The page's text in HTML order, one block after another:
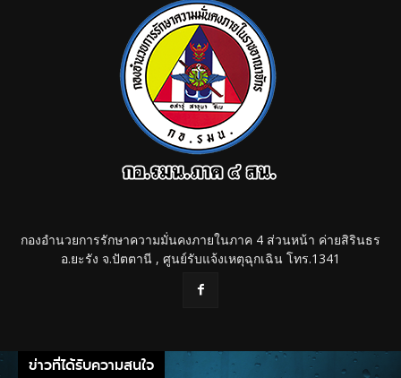
กองอำนวยการรักษาความมั่นคงภายในภาค 4 ส่วนหน้า ค่ายสิรินธร
อ.ยะรัง จ.ปัตตานี , ศูนย์รับแจ้งเหตุฉุกเฉิน โทร.1341
ข่าวที่ได้รับความสนใจ